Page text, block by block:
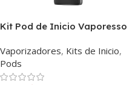
Kit Pod de Inicio Vaporesso
Vaporizadores, Kits de Inicio,
Pods